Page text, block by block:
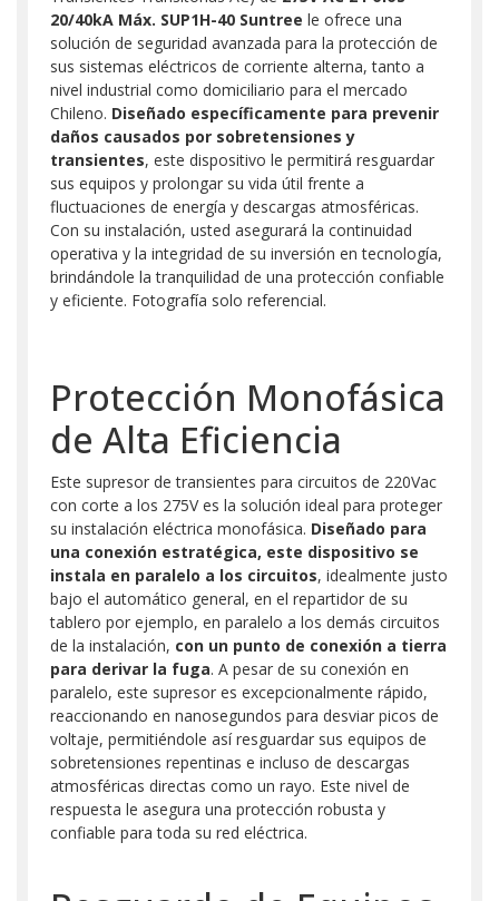
20/40kA Máx. SUP1H-40 Suntree le ofrece una
solución de seguridad avanzada para la protección de
sus sistemas eléctricos de corriente alterna, tanto a
nivel industrial como domiciliario para el mercado
Chileno. Diseñado específicamente para prevenir
daños causados por sobretensiones y
transientes, este dispositivo le permitirá resguardar
sus equipos y prolongar su vida útil frente a
fluctuaciones de energía y descargas atmosféricas.
Con su instalación, usted asegurará la continuidad
operativa y la integridad de su inversión en tecnología,
brindándole la tranquilidad de una protección confiable
y eficiente. Fotografía solo referencial.
Protección Monofásica
de Alta Eficiencia
Este supresor de transientes para circuitos de 220Vac
con corte a los 275V es la solución ideal para proteger
su instalación eléctrica monofásica. Diseñado para
una conexión estratégica, este dispositivo se
instala en paralelo a los circuitos, idealmente justo
bajo el automático general, en el repartidor de su
tablero por ejemplo, en paralelo a los demás circuitos
de la instalación, con un punto de conexión a tierra
para derivar la fuga. A pesar de su conexión en
paralelo, este supresor es excepcionalmente rápido,
reaccionando en nanosegundos para desviar picos de
voltaje, permitiéndole así resguardar sus equipos de
sobretensiones repentinas e incluso de descargas
atmosféricas directas como un rayo. Este nivel de
respuesta le asegura una protección robusta y
confiable para toda su red eléctrica.